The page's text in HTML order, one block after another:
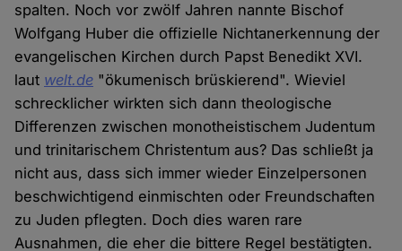
spalten. Noch vor zwölf Jahren nannte Bischof
Wolfgang Huber die offizielle Nichtanerkennung der
evangelischen Kirchen durch Papst Benedikt XVI.
laut welt.de "ökumenisch brüskierend". Wieviel
schrecklicher wirkten sich dann theologische
Differenzen zwischen monotheistischem Judentum
und trinitarischem Christentum aus? Das schließt ja
nicht aus, dass sich immer wieder Einzelpersonen
beschwichtigend einmischten oder Freundschaften
zu Juden pflegten. Doch dies waren rare
Ausnahmen, die eher die bittere Regel bestätigten.